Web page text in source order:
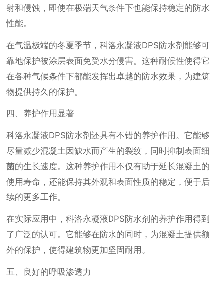
射和侵蚀，即使在极端天气条件下也能保持稳定的防水
性能。
在气温极端的冬夏季节，科洛永凝液DPS防水剂能够可
靠地保护被涂层表面免受水分侵害。这种耐候性使得它
在各种气候条件下都能发挥出卓越的防水效果，为建筑
物提供持久的保护。
四、养护作用显著
科洛永凝液DPS防水剂还具有不错的养护作用。它能够
尽量减少混凝土因缺水而产生的裂纹，同时抑制表面细
菌的生长速度。这种养护作用不仅有助于延长混凝土的
使用寿命，还能保持其外观和表面性质的稳定，便于后
续的更多工作。
在实际应用中，科洛永凝液DPS防水剂的养护作用得到
了广泛的认可。它能够在防水的同时，为混凝土提供额
外的保护，使得建筑物更加坚固耐用。
五、良好的呼吸渗透力